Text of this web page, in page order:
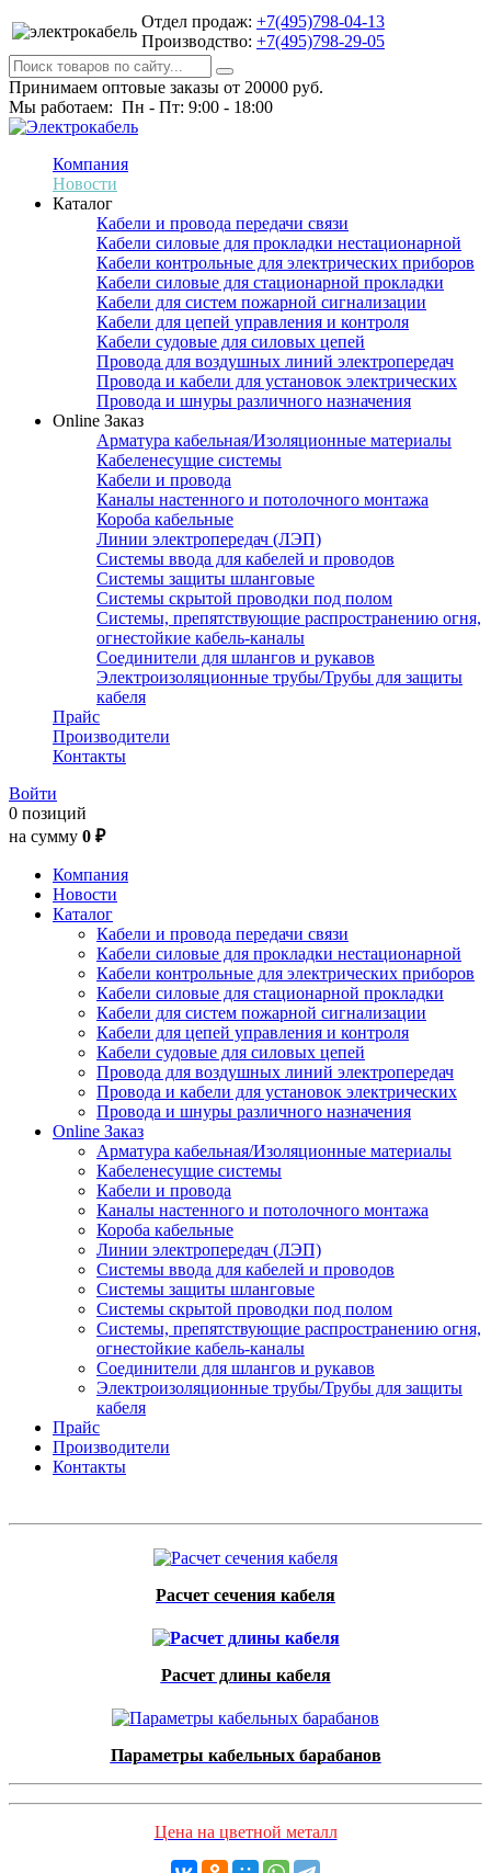
Отдел продаж: +7(495)798-04-13
Производство: +7(495)798-29-05
Принимаем оптовые заказы от 20000 руб.
Мы работаем: Пн - Пт: 9:00 - 18:00
Компания
Новости
Каталог
Кабели и провода передачи связи
Кабели силовые для прокладки нестационарной
Кабели контрольные для электрических приборов
Кабели силовые для стационарной прокладки
Кабели для систем пожарной сигнализации
Кабели для цепей управления и контроля
Кабели судовые для силовых цепей
Провода для воздушных линий электропередач
Провода и кабели для установок электрических
Провода и шнуры различного назначения
Online Заказ
Арматура кабельная/Изоляционные материалы
Кабеленесущие системы
Кабели и провода
Каналы настенного и потолочного монтажа
Короба кабельные
Линии электропередач (ЛЭП)
Системы ввода для кабелей и проводов
Системы защиты шланговые
Системы скрытой проводки под полом
Системы, препятствующие распространению огня,
огнестойкие кабель-каналы
Соединители для шлангов и рукавов
Электроизоляционные трубы/Трубы для защиты
кабеля
Прайс
Производители
Контакты
Войти
0 позиций
на сумму 0 ₽
Компания
Новости
Каталог
Кабели и провода передачи связи
Кабели силовые для прокладки нестационарной
Кабели контрольные для электрических приборов
Кабели силовые для стационарной прокладки
Кабели для систем пожарной сигнализации
Кабели для цепей управления и контроля
Кабели судовые для силовых цепей
Провода для воздушных линий электропередач
Провода и кабели для установок электрических
Провода и шнуры различного назначения
Online Заказ
Арматура кабельная/Изоляционные материалы
Кабеленесущие системы
Кабели и провода
Каналы настенного и потолочного монтажа
Короба кабельные
Линии электропередач (ЛЭП)
Системы ввода для кабелей и проводов
Системы защиты шланговые
Системы скрытой проводки под полом
Системы, препятствующие распространению огня,
огнестойкие кабель-каналы
Соединители для шлангов и рукавов
Электроизоляционные трубы/Трубы для защиты
кабеля
Прайс
Производители
Контакты
Расчет сечения кабеля
Расчет длины кабеля
Параметры кабельных барабанов
Цена на цветной металл